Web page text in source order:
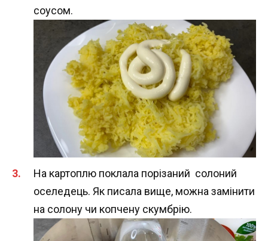
соусом.
На картоплю поклала порізаний солоний
оселедець. Як писала вище, можна замінити
на солону чи копчену скумбрію.